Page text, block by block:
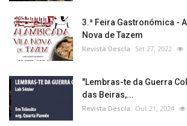
3.ª Feira Gastronómica -
Nova de Tazem
Revista Descla Set 27, 2022
"Lembras-te da Guerra
das Beiras,...
Revista Descla Out 21, 2024